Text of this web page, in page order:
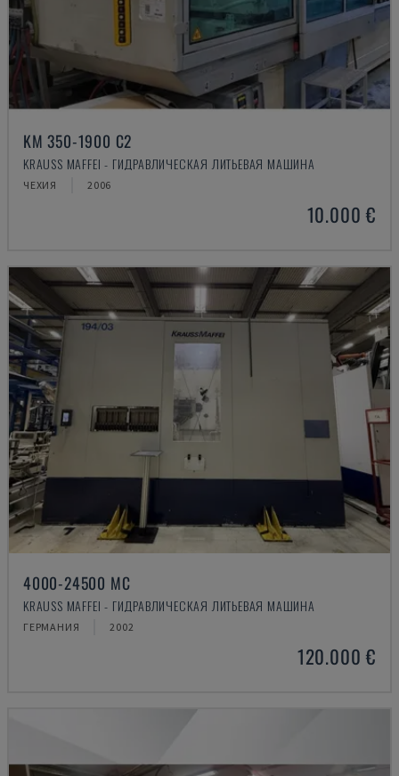
KM 350-1900 C2
KRAUSS MAFFEI - ГИДРАВЛИЧЕСКАЯ ЛИТЬЕВАЯ МАШИНА
ЧЕХИЯ 2006
10.000 €
4000-24500 MC
KRAUSS MAFFEI - ГИДРАВЛИЧЕСКАЯ ЛИТЬЕВАЯ МАШИНА
ГЕРМАНИЯ 2002
120.000 €